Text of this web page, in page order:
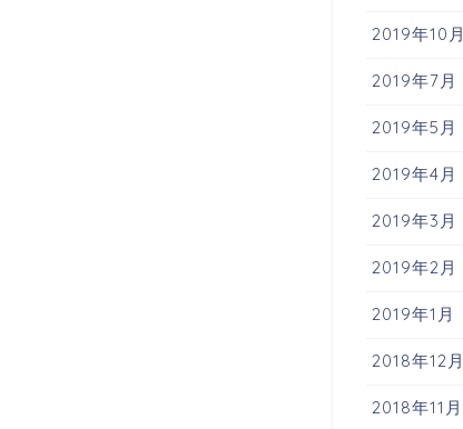
2019年10月
2019年7月
2019年5月
2019年4月
2019年3月
2019年2月
2019年1月
2018年12月
2018年11月